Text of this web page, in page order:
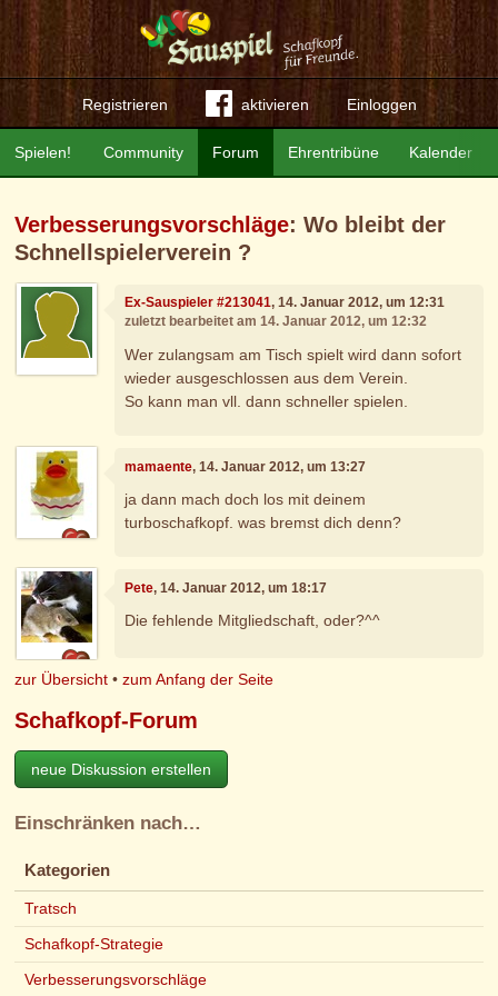
Registrieren aktivieren Einloggen
Community Forum Ehrentribüne Kalender
Spielen!
Verbesserungsvorschläge: Wo bleibt der
Schnellspielerverein ?
Ex-Sauspieler #213041, 14. Januar 2012, um 12:31
zuletzt bearbeitet am 14. Januar 2012, um 12:32
Wer zulangsam am Tisch spielt wird dann sofort
wieder ausgeschlossen aus dem Verein.
So kann man vll. dann schneller spielen.
mamaente, 14. Januar 2012, um 13:27
ja dann mach doch los mit deinem
turboschafkopf. was bremst dich denn?
Pete, 14. Januar 2012, um 18:17
Die fehlende Mitgliedschaft, oder?^^
zur Übersicht •zum Anfang der Seite
Schafkopf-Forum
neue Diskussion erstellen
Einschränken nach…
Kategorien
Tratsch
Schafkopf-Strategie
Verbesserungsvorschläge